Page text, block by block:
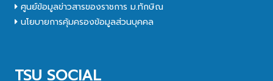
ศูนย์ข้อมูลข่าวสารของราชการ ม.ทักษิณ
นโยบายการคุ้มครองข้อมูลส่วนบุคคล
TSU SOCIAL